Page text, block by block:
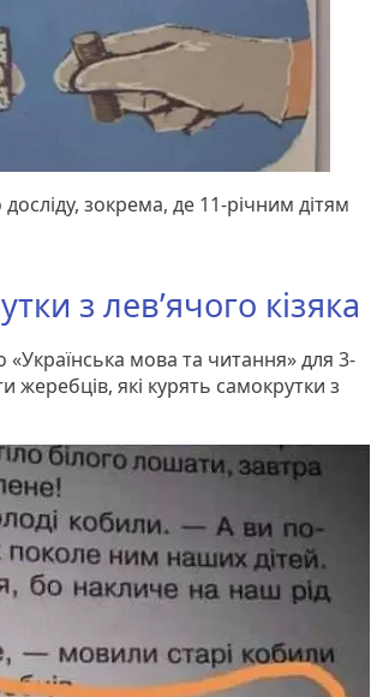
зокрема, де 11-річним дітям
з лев’ячого кізяка
мова та читання» для 3-
жеребців, які курять самокрутки з